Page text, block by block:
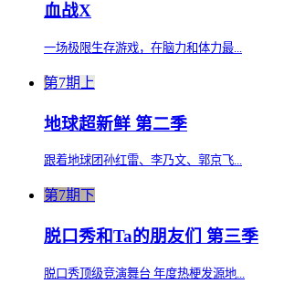
血战X
一场极限生存游戏，在脑力和体力最...
第7期上
地球超新鲜 第二季
跟着地球团孙红雷、李乃文、郭京飞...
第7期下
脱口秀和Ta的朋友们 第三季
脱口秀顶级竞演舞台 年度热梗发源地...